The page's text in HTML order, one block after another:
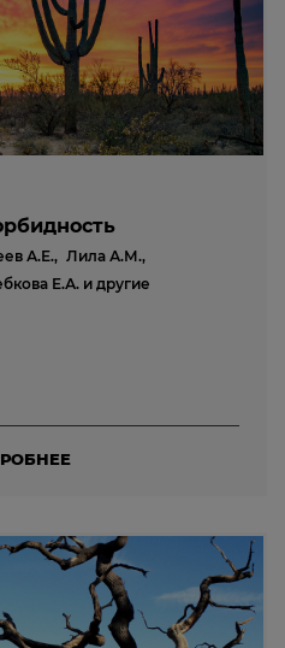
А.Е., Лила А.М.,
Е.А. и другие